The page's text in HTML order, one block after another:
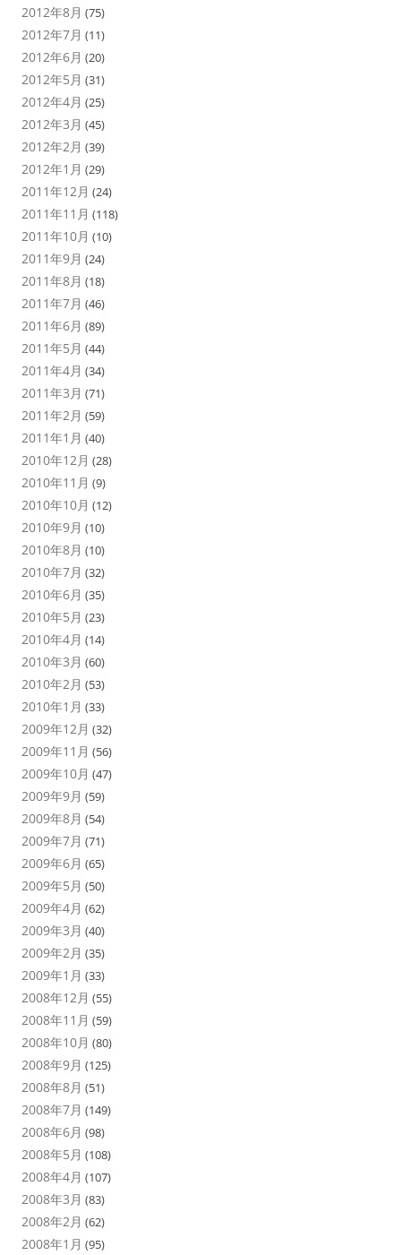
2012年8月 (75)
2012年7月 (11)
2012年6月 (20)
2012年5月 (31)
2012年4月 (25)
2012年3月 (45)
2012年2月 (39)
2012年1月 (29)
2011年12月 (24)
2011年11月 (118)
2011年10月 (10)
2011年9月 (24)
2011年8月 (18)
2011年7月 (46)
2011年6月 (89)
2011年5月 (44)
2011年4月 (34)
2011年3月 (71)
2011年2月 (59)
2011年1月 (40)
2010年12月 (28)
2010年11月 (9)
2010年10月 (12)
2010年9月 (10)
2010年8月 (10)
2010年7月 (32)
2010年6月 (35)
2010年5月 (23)
2010年4月 (14)
2010年3月 (60)
2010年2月 (53)
2010年1月 (33)
2009年12月 (32)
2009年11月 (56)
2009年10月 (47)
2009年9月 (59)
2009年8月 (54)
2009年7月 (71)
2009年6月 (65)
2009年5月 (50)
2009年4月 (62)
2009年3月 (40)
2009年2月 (35)
2009年1月 (33)
2008年12月 (55)
2008年11月 (59)
2008年10月 (80)
2008年9月 (125)
2008年8月 (51)
2008年7月 (149)
2008年6月 (98)
2008年5月 (108)
2008年4月 (107)
2008年3月 (83)
2008年2月 (62)
2008年1月 (95)